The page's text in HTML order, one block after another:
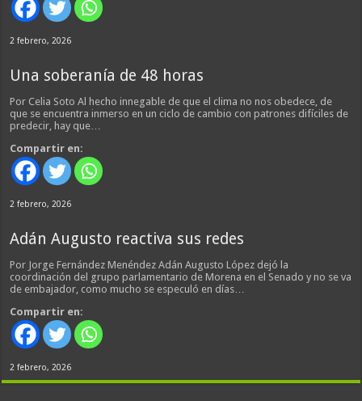
2 febrero, 2026
Una soberanía de 48 horas
Por Celia Soto Al hecho innegable de que el clima no nos obedece, de
que se encuentra inmerso en un ciclo de cambio con patrones difíciles de
predecir, hay que…
Compartir en:
2 febrero, 2026
Adán Augusto reactiva sus redes
Por Jorge Fernández Menéndez Adán Augusto López dejó la
coordinación del grupo parlamentario de Morena en el Senado y no se va
de embajador, como mucho se especuló en días…
Compartir en:
2 febrero, 2026